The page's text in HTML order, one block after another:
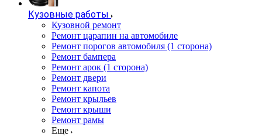
Кузовные работы
Кузовной ремонт
Ремонт царапин на автомобиле
Ремонт порогов автомобиля (1 сторона)
Ремонт бампера
Ремонт арок (1 сторона)
Ремонт двери
Ремонт капота
Ремонт крыльев
Ремонт крыши
Ремонт рамы
Еще